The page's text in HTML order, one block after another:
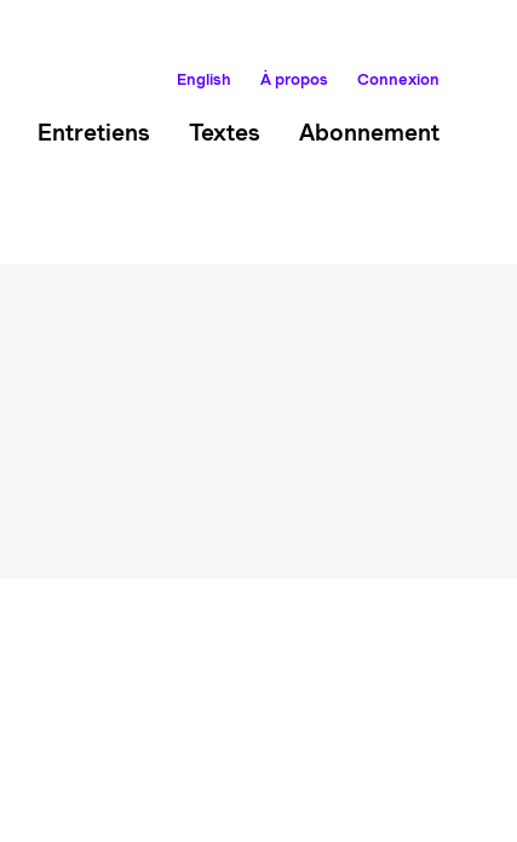
English À propos Connexion
Entretiens Textes Abonnement